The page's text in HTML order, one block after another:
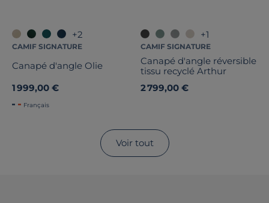
+2
CAMIF SIGNATURE
Canapé d'angle Olie
1 999,00 €
Français
+1
CAMIF SIGNATURE
Canapé d'angle réversible
tissu recyclé Arthur
2 799,00 €
Voir tout